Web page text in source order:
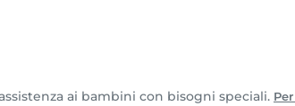
ai bambini con bisogni speciali.